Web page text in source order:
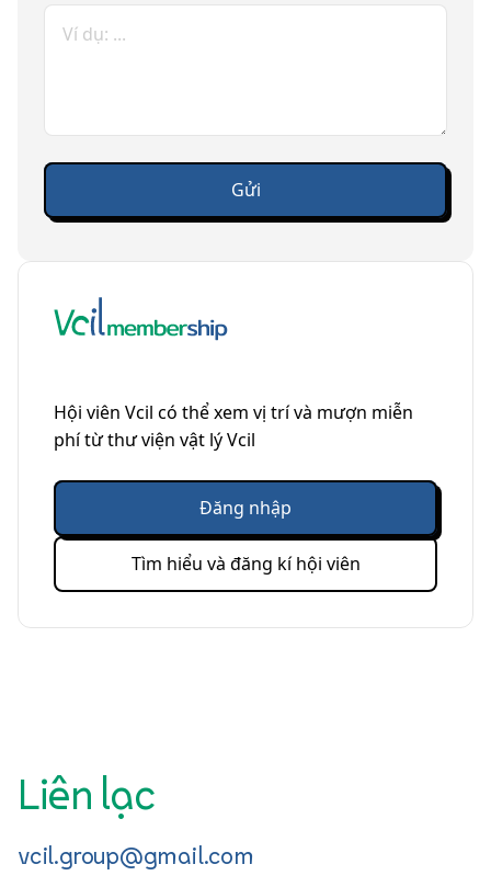
Hội viên Vcil có thể xem vị trí và mượn miễn
phí từ thư viện vật lý Vcil
Đăng nhập
Tìm hiểu và đăng kí hội viên
Liên lạc
vcil.group@gmail.com